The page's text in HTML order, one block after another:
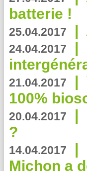
batterie !
25.04.2017 |
24.04.2017 |
21.04.2017 |
100%
20.04.2017 |
?
14.04.2017 |
Michon a